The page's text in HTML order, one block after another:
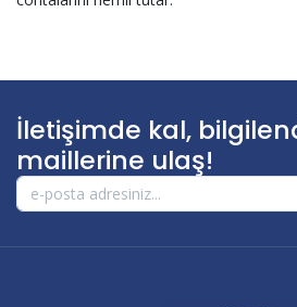
İletişimde kal,
maillerine ulaş!